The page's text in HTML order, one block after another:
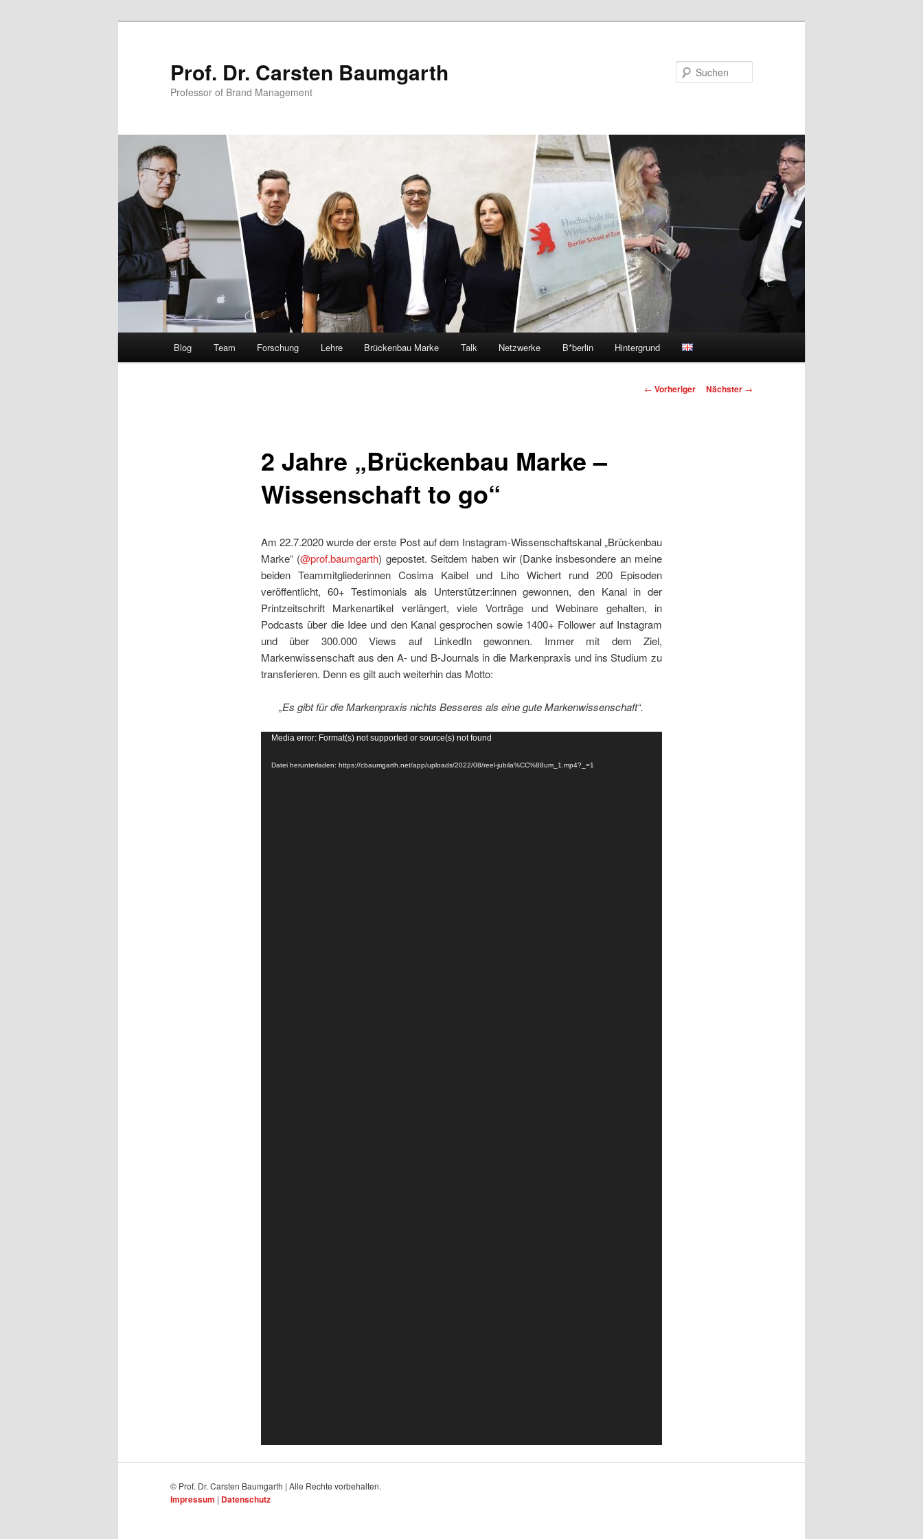
Prof. Dr. Carsten Baumgarth
Professor of Brand Management
Blog Team Forschung Lehre Brückenbau Marke Talk Netzwerke B*berlin Hintergrund
Beitragsnavigation
← Vorheriger Nächster →
2 Jahre „Brückenbau Marke –
Wissenschaft to go“
Am 22.7.2020 wurde der erste Post auf dem Instagram-Wissenschaftskanal „Brückenbau
Marke“ (@prof.baumgarth) gepostet. Seitdem haben wir (Danke insbesondere an meine
beiden Teammitgliederinnen Cosima Kaibel und Liho Wichert rund 200 Episoden
veröffentlicht, 60+ Testimonials als Unterstützer:innen gewonnen, den Kanal in der
Printzeitschrift Markenartikel verlängert, viele Vorträge und Webinare gehalten, in
Podcasts über die Idee und den Kanal gesprochen sowie 1400+ Follower auf Instagram
und über 300.000 Views auf LinkedIn gewonnen. Immer mit dem Ziel,
Markenwissenschaft aus den A- und B-Journals in die Markenpraxis und ins Studium zu
transferieren. Denn es gilt auch weiterhin das Motto:
„Es gibt für die Markenpraxis nichts Besseres als eine gute Markenwissenschaft“.
Video-
Media error: Format(s) not supported or source(s) not found
Datei herunterladen: https://cbaumgarth.net/app/uploads/2022/08/reel-jubila%CC%88um_1.mp4?_=1
© Prof. Dr. Carsten Baumgarth | Alle Rechte vorbehalten.
Impressum | Datenschutz